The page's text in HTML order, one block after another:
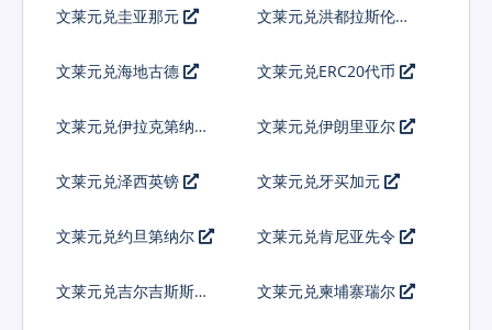
文莱元兑圭亚那元
文莱元兑洪都拉斯伦皮
文莱元兑海地古德 文莱元兑ERC20代币
文莱元兑伊拉克第纳尔 文莱元兑伊朗里亚尔
文莱元兑泽西英镑 文莱元兑牙买加元
文莱元兑约旦第纳尔 文莱元兑肯尼亚先令
文莱元兑吉尔吉斯斯坦
文莱元兑柬埔寨瑞尔